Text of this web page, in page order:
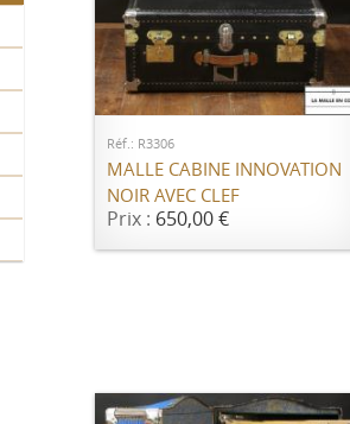
AJOUTER AU PANIER
Réf.: R3306
MALLE CABINE INNOVATION
NOIR AVEC CLEF
Prix : 650,00 €